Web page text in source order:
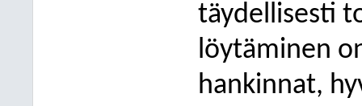
täydellisesti
löytäminen
hankinnat,